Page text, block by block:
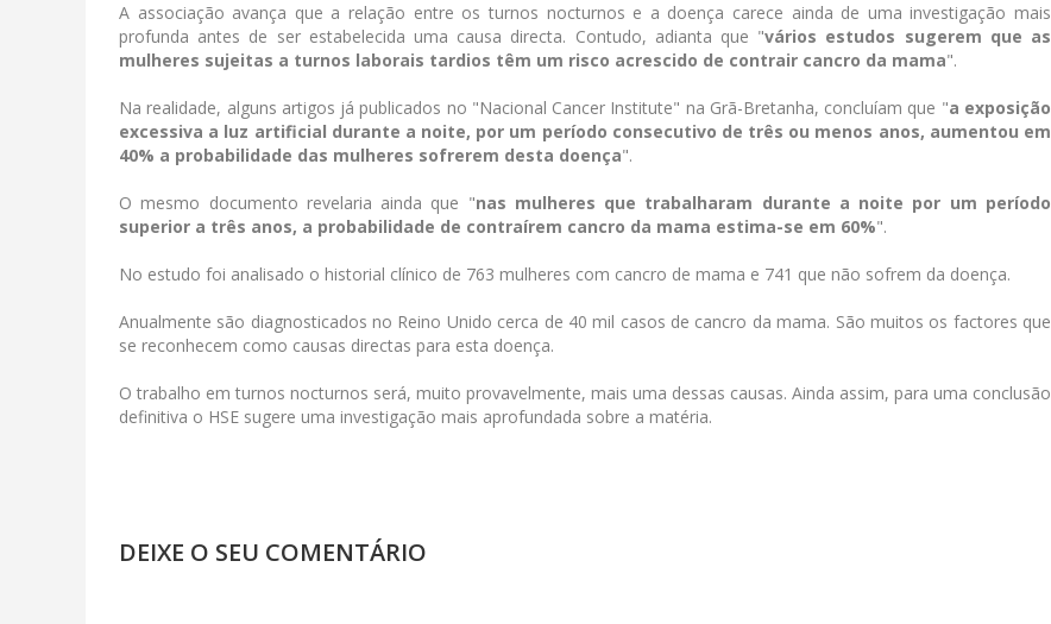
A associação avança que a relação entre os turnos nocturnos e a doença carece ainda de uma investigação mais
profunda antes de ser estabelecida uma causa directa. Contudo, adianta que "vários estudos sugerem que as
mulheres sujeitas a turnos laborais tardios têm um risco acrescido de contrair cancro da mama".
Na realidade, alguns artigos já publicados no "Nacional Cancer Institute" na Grã-Bretanha, concluíam que "a exposição
excessiva a luz artificial durante a noite, por um período consecutivo de três ou menos anos, aumentou em
40% a probabilidade das mulheres sofrerem desta doença".
O mesmo documento revelaria ainda que "nas mulheres que trabalharam durante a noite por um período
superior a três anos, a probabilidade de contraírem cancro da mama estima-se em 60%".
No estudo foi analisado o historial clínico de 763 mulheres com cancro de mama e 741 que não sofrem da doença.
Anualmente são diagnosticados no Reino Unido cerca de 40 mil casos de cancro da mama. São muitos os factores que
se reconhecem como causas directas para esta doença.
O trabalho em turnos nocturnos será, muito provavelmente, mais uma dessas causas. Ainda assim, para uma conclusão
definitiva o HSE sugere uma investigação mais aprofundada sobre a matéria.
DEIXE O SEU COMENTÁRIO